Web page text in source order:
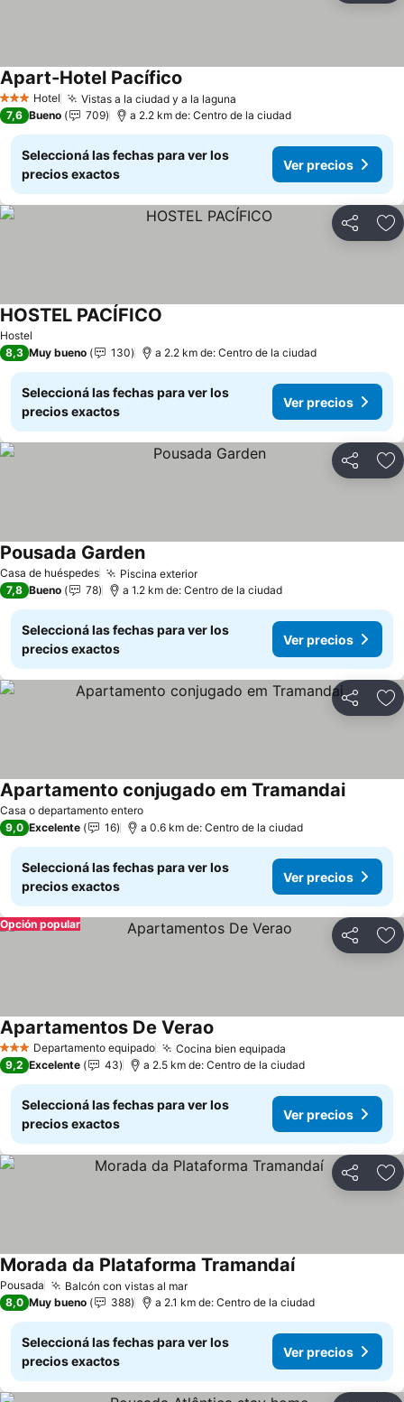
3 Estrellas
Hotel Vistas a la ciudad y a la laguna
Apart-Hotel Pacífico
7,6 Bueno 709 a 2.2 km de: Centro de la ciudad
Seleccioná las fechas para ver los
precios exactos
Ver precios
Compartir
Hostel
HOSTEL PACÍFICO
8,3 Muy bueno 130 a 2.2 km de: Centro de la ciudad
Seleccioná las fechas para ver los
precios exactos
Ver precios
Compartir
Casa de huéspedes Piscina exterior
Pousada Garden
7,8 Bueno 78 a 1.2 km de: Centro de la ciudad
Seleccioná las fechas para ver los
precios exactos
Ver precios
Compartir
Casa o departamento entero
Apartamento conjugado em Tramandai
9,0 Excelente 16 a 0.6 km de: Centro de la ciudad
Seleccioná las fechas para ver los
precios exactos
Ver precios
Compartir
Opción popular
3 EstrellasDepartamento equipado Cocina bien equipada
Apartamentos De Verao
9,2 Excelente 43 a 2.5 km de: Centro de la ciudad
Seleccioná las fechas para ver los
precios exactos
Ver precios
Compartir
Pousada Balcón con vistas al mar
Morada da Plataforma Tramandaí
8,0 Muy bueno 388 a 2.1 km de: Centro de la ciudad
Seleccioná las fechas para ver los
precios exactos
Ver precios